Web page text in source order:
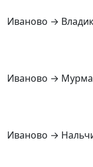
Иваново →
Иваново →
Иваново →